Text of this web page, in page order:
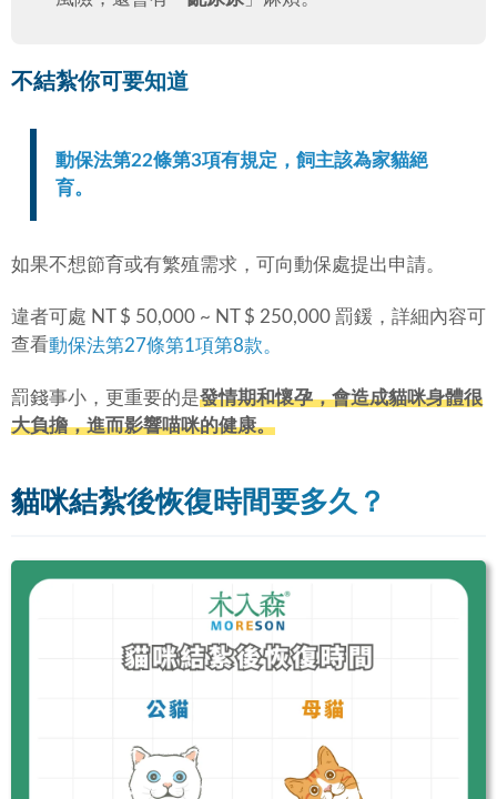
不結紮你可要知道
動保法第22條第3項有規定，飼主該為家貓絕
育。
如果不想節育或有繁殖需求，可向動保處提出申請。
違者可處 NT $ 50,000 ~ NT $ 250,000 罰鍰，詳細內容可
查看動保法第27條第1項第8款。
罰錢事小，更重要的是發情期和懷孕，會造成貓咪身體很
大負擔，進而影響喵咪的健康。
貓咪結紮後恢復時間要多久？